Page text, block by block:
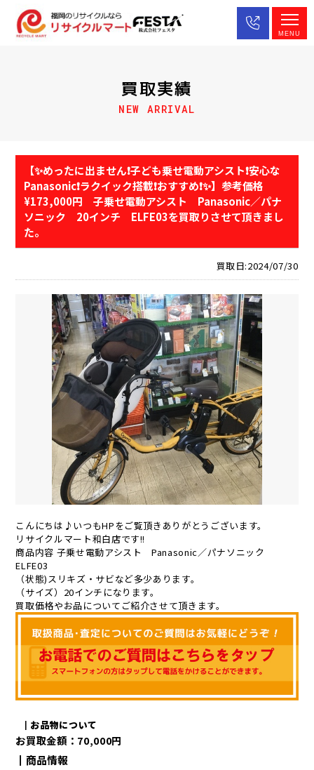
買取実績
NEW ARRIVAL
【✨めったに出ません❗️子ども乗せ電動アシスト❗️安心な
Panasonic❗️ラクイック搭載❗️おすすめ❗️✨】参考価格
¥173,000円 子乗せ電動アシスト Panasonic／パナ
ソニック 20インチ ELFE03を買取りさせて頂きまし
た。
買取日:2024/07/30
こんにちは♪いつもHPをご覧頂きありがとうございます。
リサイクルマート和白店です!!
商品内容 子乗せ電動アシスト Panasonic／パナソニック
ELFE03
（状態)スリキズ・サビなど多少あります。
（サイズ）20インチになります。
買取価格やお品についてご紹介させて頂きます。
┃お品物について
お買取金額：70,000円
┃商品情報
MENU